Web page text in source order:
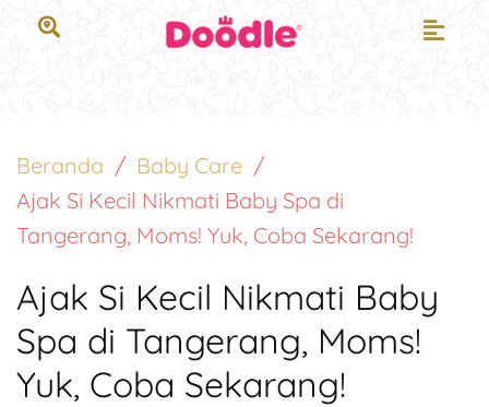
Beranda
Baby Care
Ajak Si Kecil Nikmati Baby Spa di
Tangerang, Moms! Yuk, Coba Sekarang!
Ajak Si Kecil Nikmati Baby
Spa di Tangerang, Moms!
Yuk, Coba Sekarang!